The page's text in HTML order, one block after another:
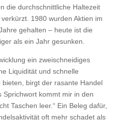
die durchschnittliche Haltezeit
1980 wurden Aktien im
gehalten – heute ist die
als ein Jahr gesunken.
ein zweischneidiges
Liquidität und schnelle
bieten, birgt der rasante Handel
Sprichwort kommt mir in den
Taschen leer.“ Ein Beleg dafür,
oft mehr schadet als